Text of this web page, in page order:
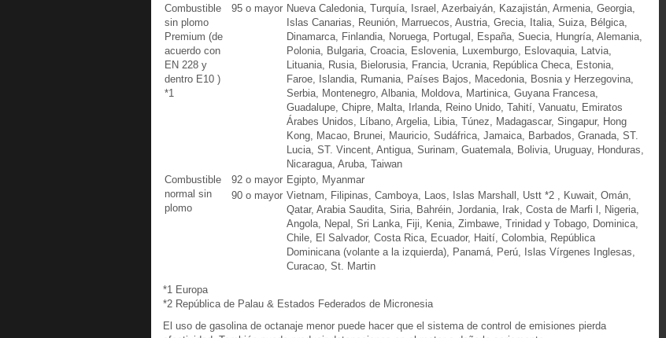
Combustible
sin plomo
Premium (de
acuerdo con
EN 228 y
dentro E10 )
*1
95 o mayor Nueva Caledonia, Turquía, Israel, Azerbaiyán, Kazajistán, Armenia, Georgia,
Islas Canarias, Reunión, Marruecos, Austria, Grecia, Italia, Suiza, Bélgica,
Dinamarca, Finlandia, Noruega, Portugal, España, Suecia, Hungría, Alemania,
Polonia, Bulgaria, Croacia, Eslovenia, Luxemburgo, Eslovaquia, Latvia,
Lituania, Rusia, Bielorusia, Francia, Ucrania, República Checa, Estonia,
Faroe, Islandia, Rumania, Países Bajos, Macedonia, Bosnia y Herzegovina,
Serbia, Montenegro, Albania, Moldova, Martinica, Guyana Francesa,
Guadalupe, Chipre, Malta, Irlanda, Reino Unido, Tahití, Vanuatu, Emiratos
Árabes Unidos, Líbano, Argelia, Libia, Túnez, Madagascar, Singapur, Hong
Kong, Macao, Brunei, Mauricio, Sudáfrica, Jamaica, Barbados, Granada, ST.
Lucia, ST. Vincent, Antigua, Surinam, Guatemala, Bolivia, Uruguay, Honduras,
Nicaragua, Aruba, Taiwan
Combustible
normal sin
plomo
92 o mayor Egipto, Myanmar
90 o mayor Vietnam, Filipinas, Camboya, Laos, Islas Marshall, Ustt *2 , Kuwait, Omán,
Qatar, Arabia Saudita, Siria, Bahréin, Jordania, Irak, Costa de Marfi l, Nigeria,
Angola, Nepal, Sri Lanka, Fiji, Kenia, Zimbawe, Trinidad y Tobago, Dominica,
Chile, El Salvador, Costa Rica, Ecuador, Haití, Colombia, República
Dominicana (volante a la izquierda), Panamá, Perú, Islas Vírgenes Inglesas,
Curacao, St. Martin
*1 Europa
*2 República de Palau & Estados Federados de Micronesia
El uso de gasolina de octanaje menor puede hacer que el sistema de control de emisiones pierda